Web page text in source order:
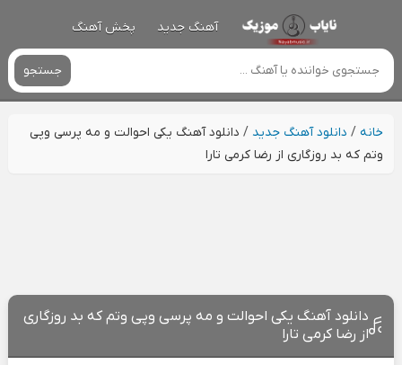
آهنگ جدید پخش آهنگ
جستجو
خانه/ دانلود آهنگ جدید / دانلود آهنگ یکی احوالت و مه پرسی وپی
وتم که بد روزگاری از رضا کرمی تارا
دانلود آهنگ یکی احوالت و مه پرسی وپی وتم که بد روزگاری
از رضا کرمی تارا